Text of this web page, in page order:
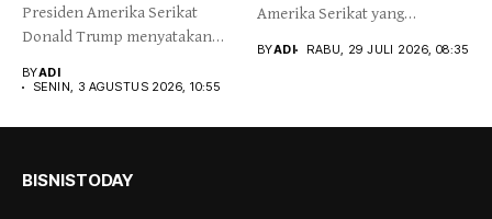
Presiden Amerika Serikat
Donald Trump menyatakan
BYADI
SENIN, 3 AGUSTUS 2026, 10:55
Amerika Serikat yang
BYADI RABU, 29 JULI 2026, 08:35
BISNISTODAY